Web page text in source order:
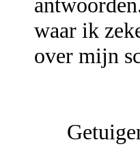
waar ik
over mijn